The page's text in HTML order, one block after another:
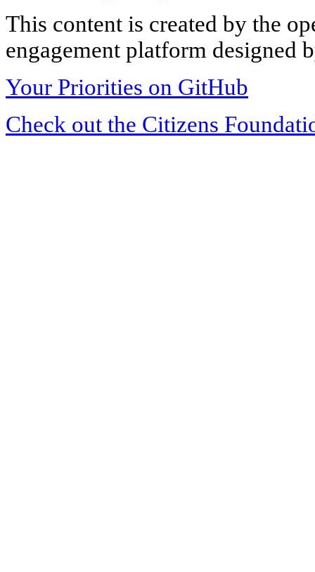
This content is created by the
engagement platform designed
Your Priorities on GitHub
Check out the Citizens